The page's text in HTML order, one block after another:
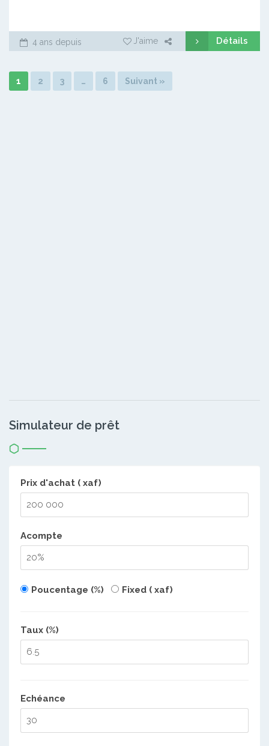
4 ans depuis J'aime Détails
1 2 3 … 6 Suivant »
Simulateur de prêt
Prix d'achat ( xaf)
Acompte
Poucentage (%) Fixed ( xaf)
Taux (%)
Echéance